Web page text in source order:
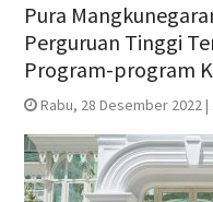
Pura
Perguruan Tinggi
Program-program
Rabu, 28 Desember 2022 |